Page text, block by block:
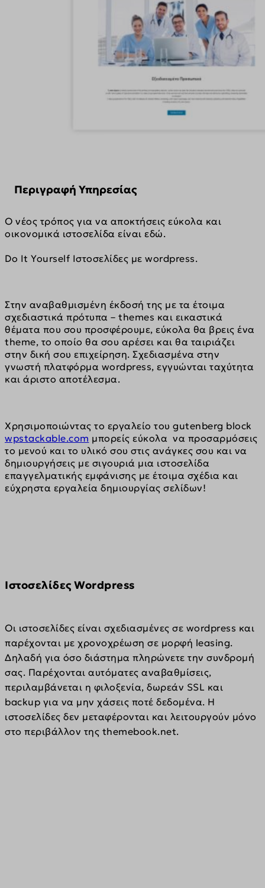
Περιγραφή Υπηρεσίας
Ο νέος τρόπος για να αποκτήσεις εύκολα και
οικονομικά ιστοσελίδα είναι εδώ.
Do It Yourself Ιστοσελίδες με wordpress.
Στην αναβαθμισμένη έκδοσή της με τα έτοιμα
σχεδιαστικά πρότυπα – themes και εικαστικά
θέματα που σου προσφέρουμε, εύκολα θα βρεις ένα
theme, το οποίο θα σου αρέσει και θα ταιριάζει
στην δική σου επιχείρηση. Σχεδιασμένα στην
γνωστή πλατφόρμα wordpress, εγγυώνται ταχύτητα
και άριστο αποτέλεσμα.
Χρησιμοποιώντας το εργαλείο του gutenberg block
wpstackable.com μπορείς εύκολα  να προσαρμόσεις
το μενού και το υλικό σου στις ανάγκες σου και να
δημιουργήσεις με σιγουριά μια ιστοσελίδα
επαγγελματικής εμφάνισης με έτοιμα σχέδια και
εύχρηστα εργαλεία δημιουργίας σελίδων!
Iστοσελίδες Wordpress
Οι ιστοσελίδες είναι σχεδιασμένες σε wordpress και
παρέχονται με χρονοχρέωση σε μορφή leasing.
Δηλαδή για όσο διάστημα πληρώνετε την συνδρομή
σας. Παρέχονται αυτόματες αναβαθμίσεις,
περιλαμβάνεται η φιλοξενία, δωρεάν SSL και
backup για να μην χάσεις ποτέ δεδομένα. H
ιστοσελίδες δεν μεταφέρονται και λειτουργούν μόνο
στο περιβάλλον της themebook.net.